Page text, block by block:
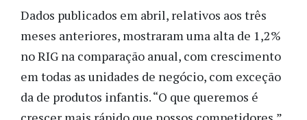
Dados publicados em abril, relativos aos três
meses anteriores, mostraram uma alta de 1,2%
no RIG na comparação anual, com crescimento
em todas as unidades de negócio, com exceção
da de produtos infantis. “O que queremos é